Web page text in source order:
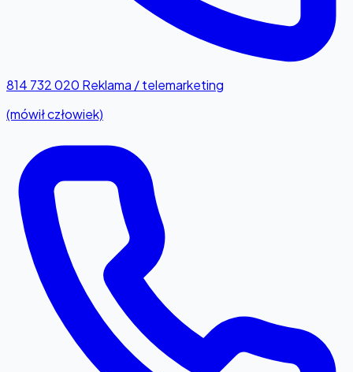
814 732 020 Reklama / telemarketing
(mówił człowiek)